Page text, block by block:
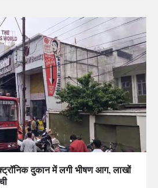
दुकान में लगी भीषण आग, लाखों